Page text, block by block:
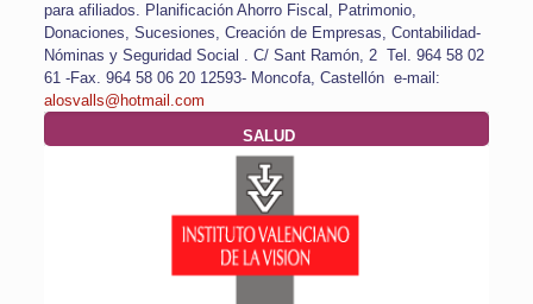
para afiliados. Planificación Ahorro Fiscal, Patrimonio,
Donaciones, Sucesiones, Creación de Empresas, Contabilidad-
Nóminas y Seguridad Social . C/ Sant Ramón, 2 Tel. 964 58 02
61 -Fax. 964 58 06 20 12593- Moncofa, Castellón e-mail:
alosvalls@hotmail.com
SALUD